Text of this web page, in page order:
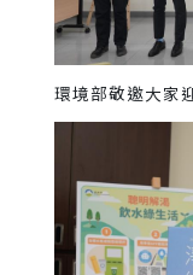
環境部敬邀大家